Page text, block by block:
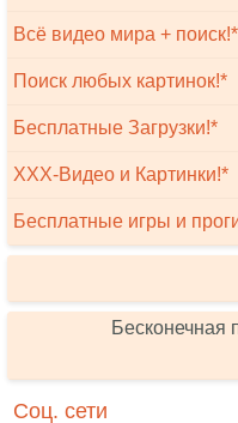
Всё видео мира + поиск!*
Поиск любых картинок!*
Бесплатные Загрузки!*
XXX-Видео и Картинки!*
Бесплатные игры и
Бесконечная
Соц. сети